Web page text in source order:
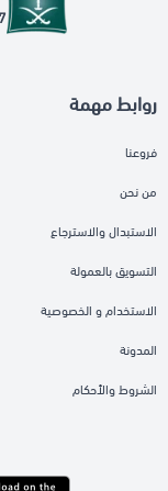
روابط مهمة
فروعنا
من نحن
الاستبدال والاسترجاع
التسويق بالعمولة
الاستخدام و الخصوصية
المدونة
الشروط والأحكام